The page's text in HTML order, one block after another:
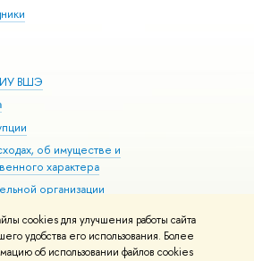
cookies для улучшения работы сайта
удобства его использования. Более
об использовании файлов cookies
ВШЭ
об имуществе и
характера
организации
здоровья